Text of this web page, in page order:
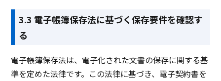
3.3 電子帳簿保存法に基づく保存要件を確認す
る
電子帳簿保存法は、電子化された文書の保存に関する基
準を定めた法律です。この法律に基づき、電子契約書を